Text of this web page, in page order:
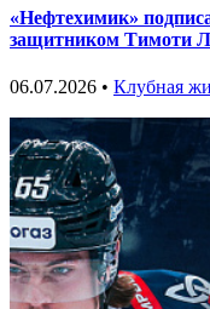
«Нефтехимик»
защитником Тимоти
06.07.2026 • Клубная